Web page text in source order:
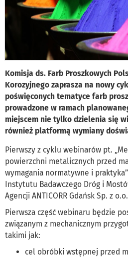
Komisja ds. Farb Proszkowych
Korozyjnego zaprasza na nowy
poświęconych tematyce farb
prowadzone w ramach
miejscem nie tylko dzielenia się
również platformą wymiany
Pierwszy z cyklu webinarów pt.
powierzchni metalicznych przed
wymagania normatywne i
Instytutu Badawczego Dróg i
Agencji ANTICORR Gdańsk Sp. z o.o.
Pierwsza część webinaru będzie
związanym z mechanicznym
takimi jak:
cel obróbki wstępnej przed